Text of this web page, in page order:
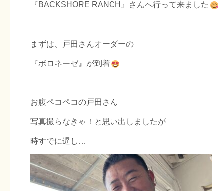
『BACKSHORE RANCH』さんへ行って来ました
まずは、戸田さんオーダーの
『ボロネーゼ』が到着
お腹ペコペコの戸田さん
写真撮らなきゃ！と思い出しましたが
時すでに遅し…